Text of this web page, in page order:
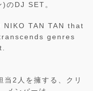
のDJ SET。
TAN TAN that
genres
2人を擁する、クリ